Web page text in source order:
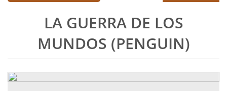
LA GUERRA DE LOS
MUNDOS (PENGUIN)